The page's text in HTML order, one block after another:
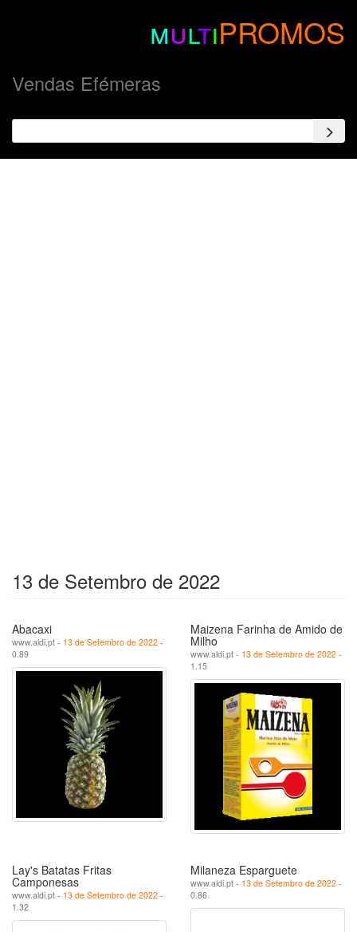
multiPROMOS
Vendas Efémeras
13 de Setembro de 2022
Abacaxi
www.aldi.pt - 13 de Setembro de 2022 -
0.89
Maizena Farinha de Amido de
Milho
www.aldi.pt - 13 de Setembro de 2022 -
1.15
Lay's Batatas Fritas
Camponesas
www.aldi.pt - 13 de Setembro de 2022 -
1.32
Milaneza Esparguete
www.aldi.pt - 13 de Setembro de 2022 -
0.86